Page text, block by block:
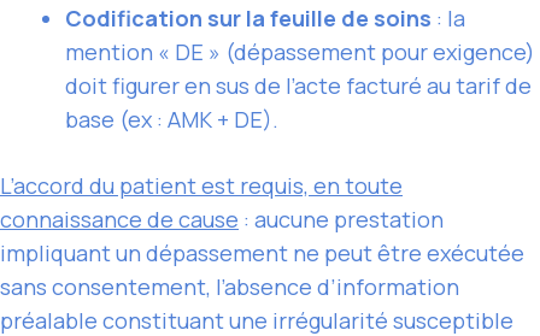
Codification sur la feuille de soins : la
mention « DE » (dépassement pour exigence)
doit figurer en sus de l’acte facturé au tarif de
base (ex : AMK + DE).
L’accord du patient est requis, en toute
connaissance de cause : aucune prestation
impliquant un dépassement ne peut être exécutée
sans consentement, l’absence d’information
préalable constituant une irrégularité susceptible